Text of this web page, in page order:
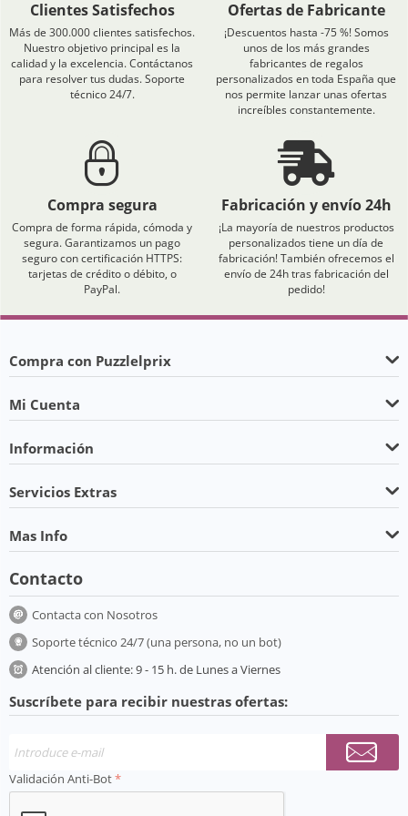
Clientes Satisfechos
Más de 300.000 clientes satisfechos.
Nuestro objetivo principal es la
calidad y la excelencia. Contáctanos
para resolver tus dudas. Soporte
técnico 24/7.
Ofertas de Fabricante
¡Descuentos hasta -75 %! Somos
unos de los más grandes
fabricantes de regalos
personalizados en toda España que
nos permite lanzar unas ofertas
increíbles constantemente.
Compra segura
Compra de forma rápida, cómoda y
segura. Garantizamos un pago
seguro con certificación HTTPS:
tarjetas de crédito o débito, o
PayPal.
Fabricación y envío 24h
¡La mayoría de nuestros productos
personalizados tiene un día de
fabricación! También ofrecemos el
envío de 24h tras fabricación del
pedido!
Compra con Puzzlelprix
Mi Cuenta
Información
Servicios Extras
Mas Info
Contacto
Contacta con Nosotros
Soporte técnico 24/7 (una persona, no un bot)
Atención al cliente: 9 - 15 h. de Lunes a Viernes
Suscríbete para recibir nuestras ofertas:
Validación Anti-Bot